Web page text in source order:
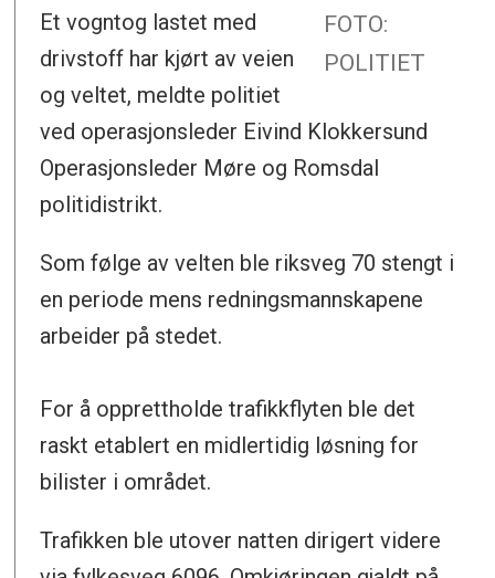
FOTO:
POLITIET
Et vogntog lastet med
drivstoff har kjørt av veien
og veltet, meldte politiet
ved operasjonsleder Eivind Klokkersund
Operasjonsleder Møre og Romsdal
politidistrikt.
Som følge av velten ble riksveg 70 stengt i
en periode mens redningsmannskapene
arbeider på stedet.
For å opprettholde trafikkflyten ble det
raskt etablert en midlertidig løsning for
bilister i området.
Trafikken ble utover natten dirigert videre